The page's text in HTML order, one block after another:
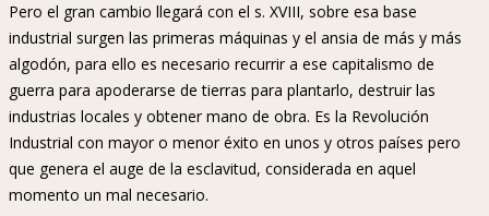
Pero el gran cambio llegará con el s. XVIII, sobre esa base
industrial surgen las primeras máquinas y el ansia de más y más
algodón, para ello es necesario recurrir a ese capitalismo de
guerra para apoderarse de tierras para plantarlo, destruir las
industrias locales y obtener mano de obra. Es la Revolución
Industrial con mayor o menor éxito en unos y otros países pero
que genera el auge de la esclavitud, considerada en aquel
momento un mal necesario.